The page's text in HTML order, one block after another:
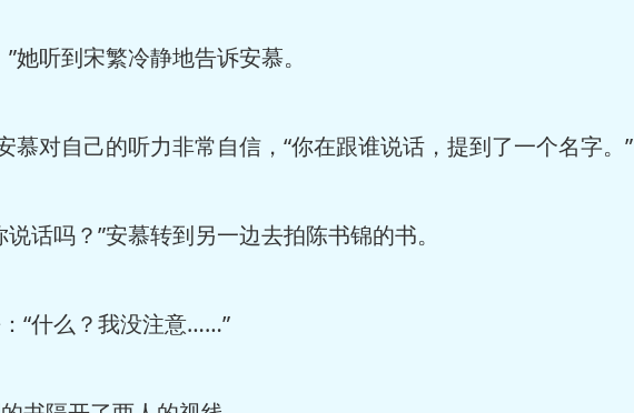
听到宋繁冷静地告诉安慕。
对自己的听力非常自信，“你在跟谁说话，提到了一个名字。”
吗？”安慕转到另一边去拍陈书锦的书。
“什么？我没注意……”